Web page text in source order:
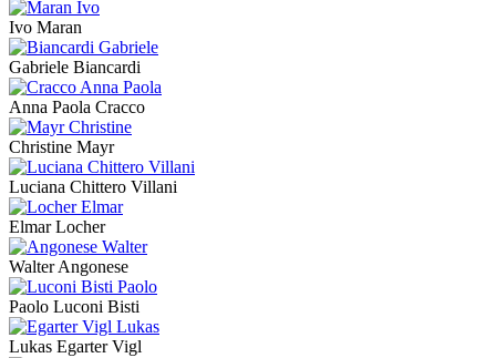
Ivo Maran
Gabriele Biancardi
Anna Paola Cracco
Christine Mayr
Luciana Chittero Villani
Elmar Locher
Walter Angonese
Paolo Luconi Bisti
Lukas Egarter Vigl